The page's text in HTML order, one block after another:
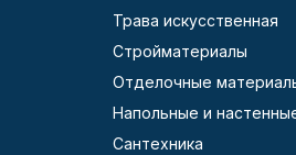
Трава искусственная
Стройматериалы
Отделочные
Напольные и
Сантехника